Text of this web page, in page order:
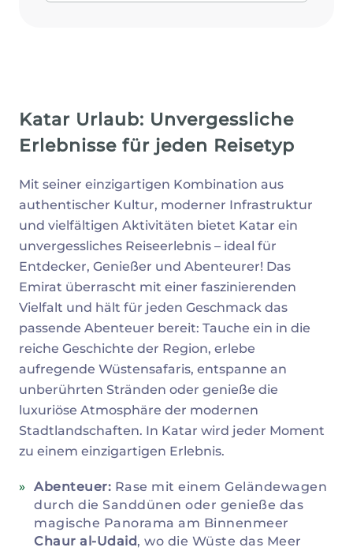
Katar Urlaub: Unvergessliche
Erlebnisse für jeden Reisetyp
Mit seiner einzigartigen Kombination aus
authentischer Kultur, moderner Infrastruktur
und vielfältigen Aktivitäten bietet Katar ein
unvergessliches Reiseerlebnis – ideal für
Entdecker, Genießer und Abenteurer! Das
Emirat überrascht mit einer faszinierenden
Vielfalt und hält für jeden Geschmack das
passende Abenteuer bereit: Tauche ein in die
reiche Geschichte der Region, erlebe
aufregende Wüstensafaris, entspanne an
unberührten Stränden oder genieße die
luxuriöse Atmosphäre der modernen
Stadtlandschaften. In Katar wird jeder Moment
zu einem einzigartigen Erlebnis.
Abenteuer: Rase mit einem Geländewagen
durch die Sanddünen oder genieße das
magische Panorama am Binnenmeer
Chaur al-Udaid, wo die Wüste das Meer